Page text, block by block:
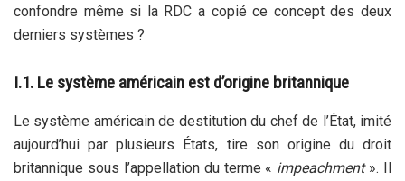
confondre même si la RDC a copié ce concept des deux
derniers systèmes ?
I.1. Le système américain est d’origine britannique
Le système américain de destitution du chef de l’État, imité
aujourd’hui par plusieurs États, tire son origine du droit
britannique sous l’appellation du terme « impeachment». Il